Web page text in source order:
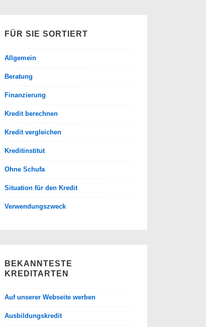
FÜR SIE SORTIERT
Allgemein
Beratung
Finanzierung
Kredit berechnen
Kredit vergleichen
Kreditinstitut
Ohne Schufa
Situation für den Kredit
Verwendungszweck
BEKANNTESTE
KREDITARTEN
Auf unserer Webseite werben
Ausbildungskredit